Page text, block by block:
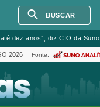
BUSCAR
dez anos”, diz CIO da
2026 Fonte: